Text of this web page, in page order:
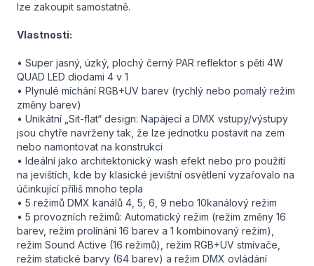
lze zakoupit samostatně.
Vlastnosti:
• Super jasný, úzký, plochý černý PAR reflektor s pěti 4W
QUAD LED diodami 4 v 1
• Plynulé míchání RGB+UV barev (rychlý nebo pomalý režim
změny barev)
• Unikátní „Sit-flat“ design: Napájecí a DMX vstupy/výstupy
jsou chytře navrženy tak, že lze jednotku postavit na zem
nebo namontovat na konstrukci
• Ideální jako architektonický wash efekt nebo pro použití
na jevištích, kde by klasické jevištní osvětlení vyzařovalo na
účinkující příliš mnoho tepla
• 5 režimů DMX kanálů 4, 5, 6, 9 nebo 10kanálový režim
• 5 provozních režimů: Automatický režim (režim změny 16
barev, režim prolínání 16 barev a 1 kombinovaný režim),
režim Sound Active (16 režimů), režim RGB+UV stmívače,
režim statické barvy (64 barev) a režim DMX ovládání